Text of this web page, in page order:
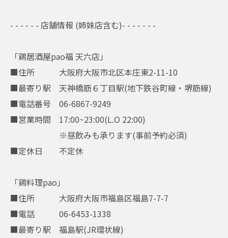
- - - - - - 店舗情報 (姉妹店含む)- - - - - - -
「鶏居酒屋pao福 天六店」
■住所 大阪府大阪市北区本庄東2-11-10
■最寄り駅 天神橋筋６丁目駅(地下鉄谷町線・堺筋線)
■電話番号 06-6867-9249
■営業時間 17:00~23:00(L.O 22:00)
※昼飲みも承ります(事前予約必須)
■定休日 不定休
「鶏料理pao」
■住所 大阪府大阪市福島区福島7-7-7
■電話 06-6453-1338
■最寄り駅 福島駅(JR環状線)